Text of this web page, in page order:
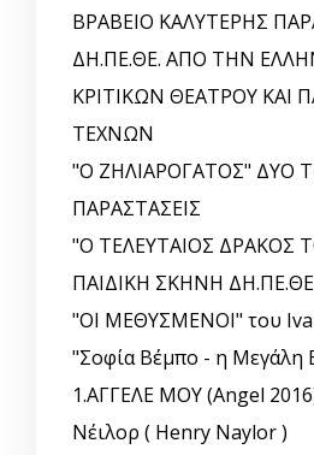
ΒΡΑΒΕΙΟ ΚΑΛΥΤΕΡΗΣ
ΔΗ.ΠΕ.ΘΕ. ΑΠΟ ΤΗΝ
ΚΡΙΤΙΚΩΝ ΘΕΑΤΡΟΥ ΚΑΙ
ΤΕΧΝΩΝ
"Ο ΖΗΛΙΑΡΟΓΑΤΟΣ" ΔΥΟ
ΠΑΡΑΣΤΑΣΕΙΣ
"Ο ΤΕΛΕΥΤΑΙΟΣ ΔΡΑΚΟΣ
ΠΑΙΔΙΚΗ ΣΚΗΝΗ
"ΟΙ ΜΕΘΥΣΜΕΝΟΙ" του
"Σοφία Βέμπο - η Μεγάλη
1.ΑΓΓΕΛΕ ΜΟΥ (Angel
Νέιλορ ( Henry Naylor )